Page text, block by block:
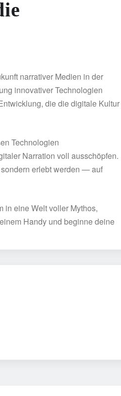
narrativer Medien in der
innovativer Technologien
die die digitale Kultur
Technologien
Narration voll ausschöpfen.
erlebt werden — auf
in eine Welt voller Mythos,
Handy und beginne deine